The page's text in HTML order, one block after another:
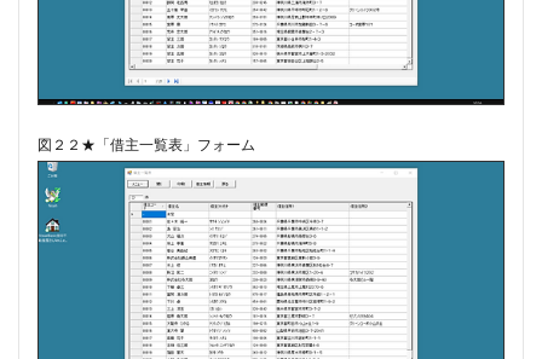
図２２★「借主一覧表」フォーム